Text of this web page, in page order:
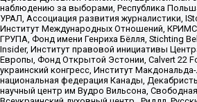
наблюдению за выборами, Республика
УРАЛ, Ассоциация развития журналистики,
Институт Международных Отношений,
ГРУПА, Фонд имени Генриха Бёлля, Stichting
Insider, Институт правовой инициативы
Европы, Фонд Открытой Эстонии, Calvert 22
украинский конгресс, Институт
национальная федерация Канады,
научный центр им Вудро Вильсона,